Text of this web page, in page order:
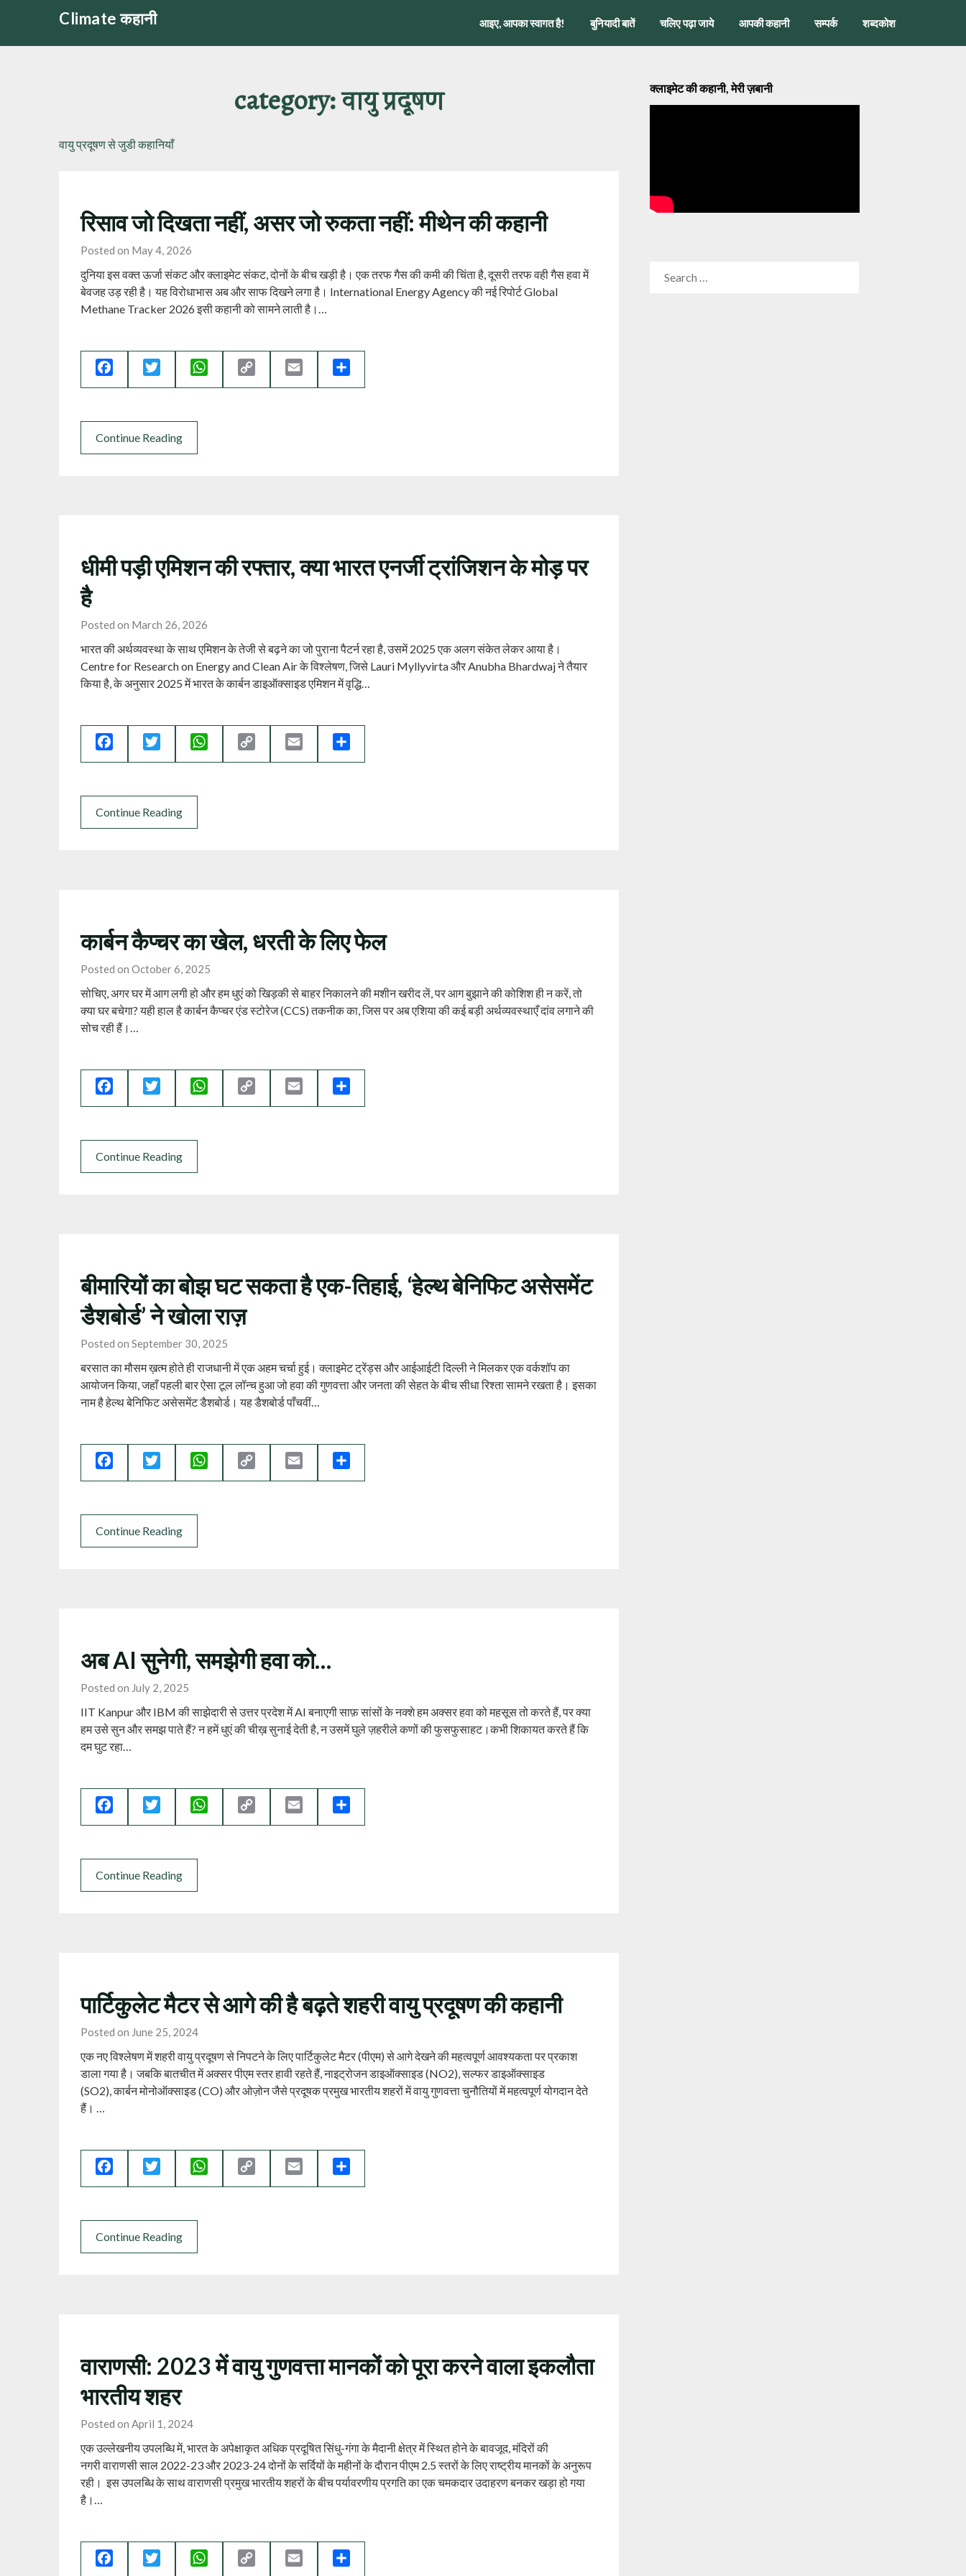
content
Climate कहानी आइए, आपका स्वागत है! बुनियादी बातें चलिए पढ़ा जाये आपकी कहानी सम्पर्क शब्दकोश
category:वायु प्रदूषण
वायु प्रदूषण से जुडी कहानियाँ
रिसाव जो दिखता नहीं, असर जो रुकता नहीं: मीथेन की कहानी
Posted on May 4, 2026
दुनिया इस वक्त ऊर्जा संकट और क्लाइमेट संकट, दोनों के बीच खड़ी है। एक तरफ गैस की कमी की चिंता है, दूसरी तरफ वही गैस हवा में
बेवजह उड़ रही है। यह विरोधाभास अब और साफ दिखने लगा है। International Energy Agency की नई रिपोर्ट Global
Methane Tracker 2026 इसी कहानी को सामने लाती है।…
Facebook Twitter WhatsApp
Link
Continue Reading
धीमी पड़ी एमिशन की रफ्तार, क्या भारत एनर्जी ट्रांजिशन के मोड़ पर
है
Posted on March 26, 2026
भारत की अर्थव्यवस्था के साथ एमिशन के तेजी से बढ़ने का जो पुराना पैटर्न रहा है, उसमें 2025 एक अलग संकेत लेकर आया है।
Centre for Research on Energy and Clean Air के विश्लेषण, जिसे Lauri Myllyvirta और Anubha Bhardwaj ने तैयार
किया है, के अनुसार 2025 में भारत के कार्बन डाइऑक्साइड एमिशन में वृद्धि…
Facebook Twitter WhatsApp
Link
Continue Reading
कार्बन कैप्चर का खेल, धरती के लिए फेल
Posted on October 6, 2025
सोचिए, अगर घर में आग लगी हो और हम धुएं को खिड़की से बाहर निकालने की मशीन खरीद लें, पर आग बुझाने की कोशिश ही न करें, तो
क्या घर बचेगा? यही हाल है कार्बन कैप्चर एंड स्टोरेज (CCS) तकनीक का, जिस पर अब एशिया की कई बड़ी अर्थव्यवस्थाएँ दांव लगाने की
सोच रही हैं।…
Facebook Twitter WhatsApp
Link
Continue Reading
बीमारियों का बोझ घट सकता है एक-तिहाई, ‘हेल्थ बेनिफिट असेसमेंट
डैशबोर्ड’ ने खोला राज़
Posted on September 30, 2025
बरसात का मौसम ख़त्म होते ही राजधानी में एक अहम चर्चा हुई। क्लाइमेट ट्रेंड्स और आईआईटी दिल्ली ने मिलकर एक वर्कशॉप का
आयोजन किया, जहाँ पहली बार ऐसा टूल लॉन्च हुआ जो हवा की गुणवत्ता और जनता की सेहत के बीच सीधा रिश्ता सामने रखता है। इसका
नाम है हेल्थ बेनिफिट असेसमेंट डैशबोर्ड। यह डैशबोर्ड पाँचवीं…
Facebook Twitter WhatsApp
Link
Continue Reading
अब AI सुनेगी, समझेगी हवा को…
Posted on July 2, 2025
IIT Kanpur और IBM की साझेदारी से उत्तर प्रदेश में AI बनाएगी साफ़ सांसों के नक्शे हम अक्सर हवा को महसूस तो करते हैं, पर क्या
हम उसे सुन और समझ पाते हैं? न हमें धुएं की चीख़ सुनाई देती है, न उसमें घुले ज़हरीले कणों की फुसफुसाहट।कभी शिकायत करते हैं कि
दम घुट रहा…
Facebook Twitter WhatsApp
Link
Continue Reading
पार्टिकुलेट मैटर से आगे की है बढ़ते शहरी वायु प्रदूषण की कहानी
Posted on June 25, 2024
एक नए विश्लेषण में शहरी वायु प्रदूषण से निपटने के लिए पार्टिकुलेट मैटर (पीएम) से आगे देखने की महत्वपूर्ण आवश्यकता पर प्रकाश
डाला गया है। जबकि बातचीत में अक्सर पीएम स्तर हावी रहते हैं, नाइट्रोजन डाइऑक्साइड (NO2), सल्फर डाइऑक्साइड
(SO2), कार्बन मोनोऑक्साइड (CO) और ओज़ोन जैसे प्रदूषक प्रमुख भारतीय शहरों में वायु गुणवत्ता चुनौतियों में महत्वपूर्ण योगदान देते
हैं। …
Facebook Twitter WhatsApp
Link
Continue Reading
वाराणसी: 2023 में वायु गुणवत्ता मानकों को पूरा करने वाला इकलौता
भारतीय शहर
Posted on April 1, 2024
एक उल्लेखनीय उपलब्धि में, भारत के अपेक्षाकृत अधिक प्रदूषित सिंधु-गंगा के मैदानी क्षेत्र में स्थित होने के बावजूद, मंदिरों की
नगरी वाराणसी साल 2022-23 और 2023-24 दोनों के सर्दियों के महीनों के दौरान पीएम 2.5 स्तरों के लिए राष्ट्रीय मानकों के अनुरूप
रही। इस उपलब्धि के साथ वाराणसी प्रमुख भारतीय शहरों के बीच पर्यावरणीय प्रगति का एक चमकदार उदाहरण बनकर खड़ा हो गया
है।…
Facebook Twitter WhatsApp
क्लाइमेट की कहानी, मेरी ज़बानी